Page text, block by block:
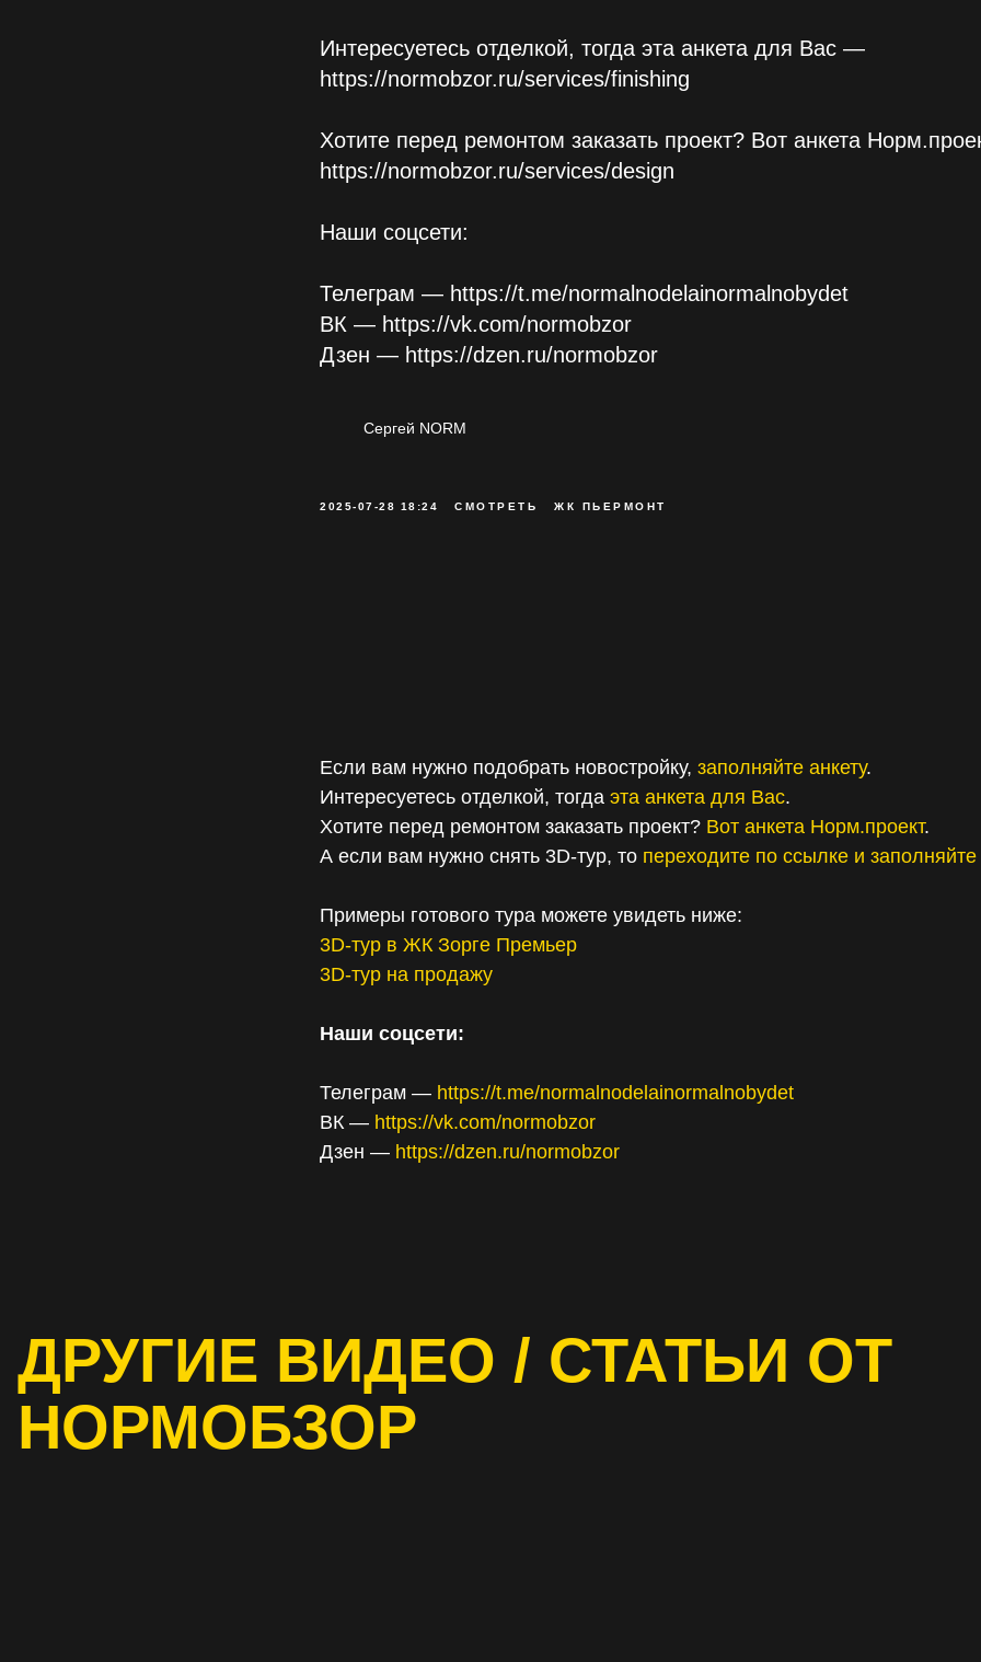
Интересуетесь отделкой, тогда эта анкета для Вас —
https://normobzor.ru/services/finishing
Хотите перед ремонтом заказать проект? Вот анкета
https://normobzor.ru/services/design
Наши соцсети:
Телеграм — https://t.me/normalnodelainormalnobydet
ВК — https://vk.com/normobzor
Дзен — https://dzen.ru/normobzor
Сергей NORM
2025-07-28 18:24 СМОТРЕТЬ ЖК ПЬЕРМОНТ
Если вам нужно подобрать новостройку, заполняйте анкету.
Интересуетесь отделкой, тогда эта анкета для Вас.
Хотите перед ремонтом заказать проект? Вот анкета Норм.проект.
А если вам нужно снять 3D-тур, то переходите по ссылке и заполняйте
Примеры готового тура можете увидеть ниже:
3D-тур в ЖК Зорге Премьер
3D-тур на продажу
Наши соцсети:
Телеграм — https://t.me/normalnodelainormalnobydet
ВК — https://vk.com/normobzor
Дзен — https://dzen.ru/normobzor
ДРУГИЕ ВИДЕО / СТАТЬИ ОТ
НОРМОБЗОР